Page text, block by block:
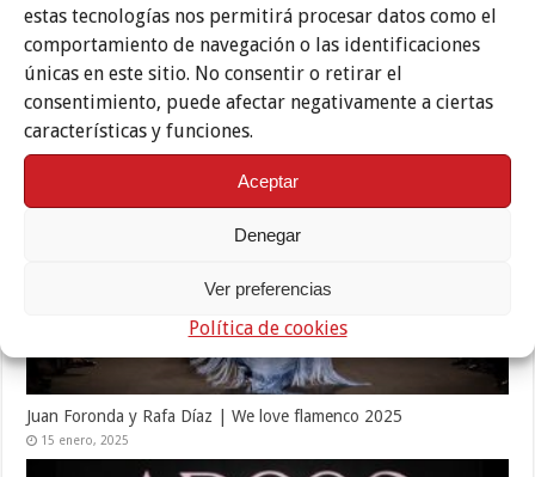
estas tecnologías nos permitirá procesar datos como el
comportamiento de navegación o las identificaciones
únicas en este sitio. No consentir o retirar el
consentimiento, puede afectar negativamente a ciertas
características y funciones.
Aceptar
Denegar
Ver preferencias
Política de cookies
Nazaret Gavira | We love flamenco 2025
Juan Foronda y Rafa Díaz | We love flamenco 2025
15 enero, 2025